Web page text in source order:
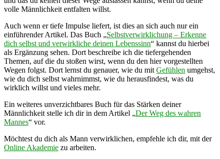
volle Männlichkeit entfalten willst.
Auch wenn er tiefe Impulse liefert, ist dies an sich auch nur ein
einführender Artikel. Das Buch „Selbstverwirklichung – Erkenne
dich selbst und verwirkliche deinen Lebenssinn“ kannst du hierbei
als Ergänzung sehen. Dort beschreibe ich die tiefergehenden
Themen, auf die du stoßen wirst, wenn du den hier vorgestellten
Wegen folgst. Dort lernst du genauer, wie du mit Gefühlen umgehst,
wie du dich selbst wahrnimmst, wie du herausfindest, was du
wirklich willst und vieles mehr.
Ein weiteres unverzichtbares Buch für das Stärken deiner
Männlichkeit stelle ich dir in dem Artikel „Der Weg des wahren
Mannes“ vor.
Möchtest du dich als Mann verwirklichen, empfehle ich dir, mit der
Online Akademie zu arbeiten.